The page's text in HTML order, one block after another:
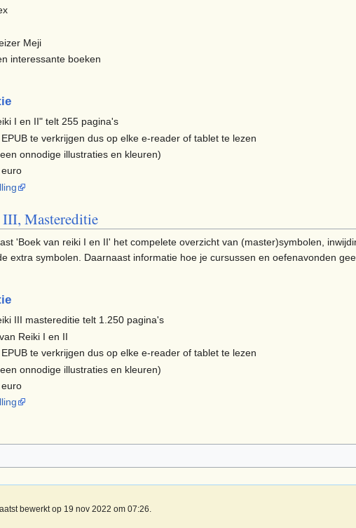
Meji
interessante boeken
I en II" telt 255 pagina's
te verkrijgen dus op elke e-reader of tablet te lezen
onnodige illustraties en kleuren)
Mastereditie
'Boek van reiki I en II' het compelete overzicht van (master)symbolen,
extra symbolen. Daarnaast informatie hoe je cursussen en oefenavonden
III mastereditie telt 1.250 pagina's
Reiki I en II
te verkrijgen dus op elke e-reader of tablet te lezen
onnodige illustraties en kleuren)
bewerkt op 19 nov 2022 om 07:26.